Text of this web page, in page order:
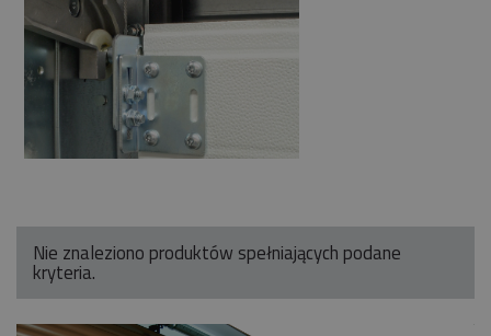
Nie znaleziono produktów spełniających podane
kryteria.